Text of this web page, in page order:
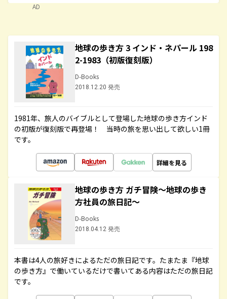
AD
地球の歩き方 3 インド・ネパール 198
2-1983（初版復刻版）
D-Books
2018.12.20 発売
1981年、旅人のバイブルとして登場した地球の歩き方インド
の初版が復刻版で再登場！ 当時の旅を思い出して欲しい1冊
です。
詳細を見る
地球の歩き方 ガチ冒険～地球の歩き
方社員の旅日記～
D-Books
2018.04.12 発売
本書は4人の旅好きによるただの旅日記です。たまたま『地球
の歩き方』で働いているだけで書いてある内容はただの旅日記
です。